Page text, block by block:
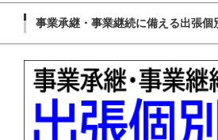
事業承継・事業継続に備える出張個